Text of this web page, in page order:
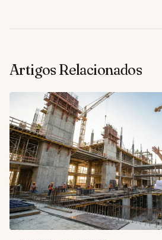
Artigos Relacionados